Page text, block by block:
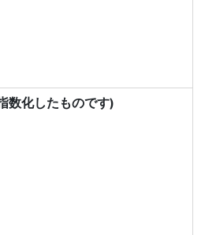
数化したものです)